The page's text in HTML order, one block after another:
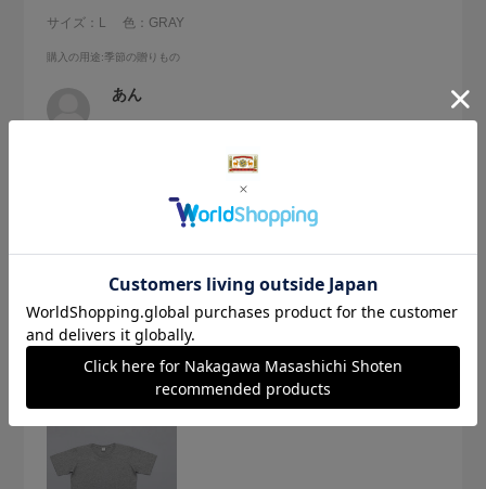
サイズ：L 色：GRAY
購入の用途:季節の贈りもの
あん
最近オーバーサイズが流行っていますが、父の年代的にはジ
ャストサイズが合っていたため、こちらを購入。
父も気に入ってくれました。